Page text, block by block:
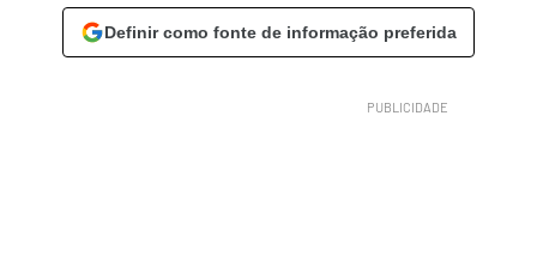
Definir como fonte de informação preferida